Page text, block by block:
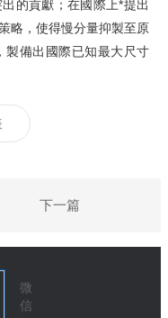
的貢獻；在國際上*提出
略，使得慢分量抑製至原
製備出國際已知最大尺寸
下一篇
微
信